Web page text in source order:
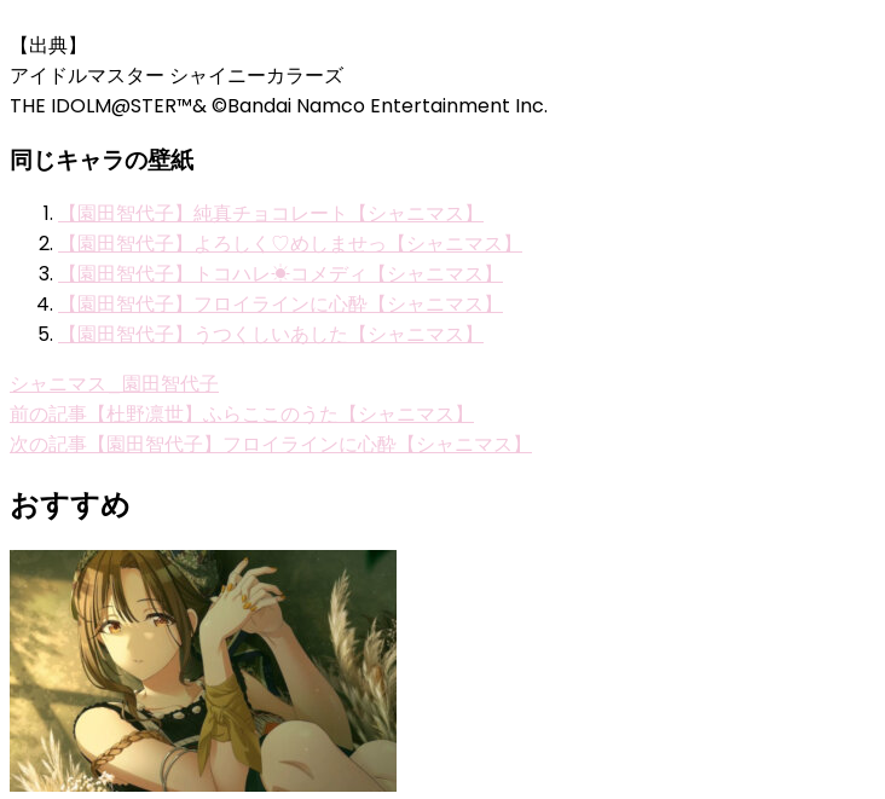
【出典】
アイドルマスター シャイニーカラーズ
THE IDOLM@STER™& ©Bandai Namco Entertainment Inc.
同じキャラの壁紙
【園田智代子】純真チョコレート【シャニマス】
【園田智代子】よろしく♡めしませっ【シャニマス】
【園田智代子】トコハレ☀コメディ【シャニマス】
【園田智代子】フロイラインに心酔【シャニマス】
【園田智代子】うつくしいあした【シャニマス】
シャニマス_園田智代子
投
稿
ナ
ビ
ゲ
ー
シ
ョ
ン
前の記事 【杜野凛世】ふらここのうた【シャニマス】
次の記事 【園田智代子】フロイラインに心酔【シャニマス】
おすすめ